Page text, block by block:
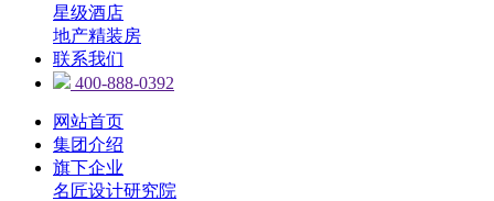
星级酒店
地产精装房
联系我们
400-888-0392
网站首页
集团介绍
旗下企业
名匠设计研究院